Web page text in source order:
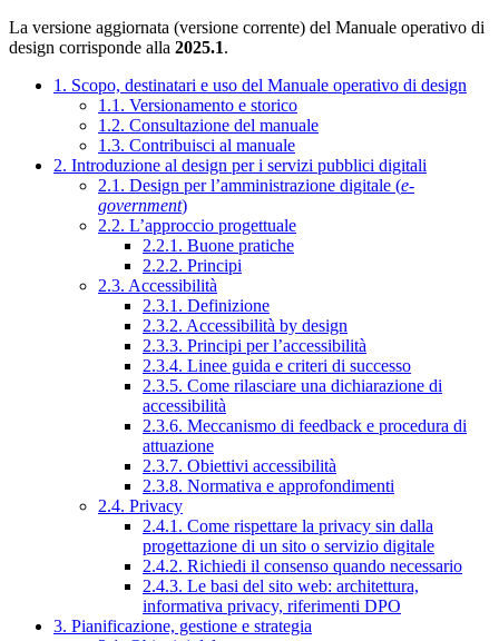
La versione aggiornata (versione corrente) del Manuale operativo di
design corrisponde alla 2025.1.
1. Scopo, destinatari e uso del Manuale operativo di design
1.1. Versionamento e storico
1.2. Consultazione del manuale
1.3. Contribuisci al manuale
2. Introduzione al design per i servizi pubblici digitali
2.1. Design per l’amministrazione digitale (e-
government)
2.2. L’approccio progettuale
2.2.1. Buone pratiche
2.2.2. Principi
2.3. Accessibilità
2.3.1. Definizione
2.3.2. Accessibilità by design
2.3.3. Principi per l’accessibilità
2.3.4. Linee guida e criteri di successo
2.3.5. Come rilasciare una dichiarazione di
accessibilità
2.3.6. Meccanismo di feedback e procedura di
attuazione
2.3.7. Obiettivi accessibilità
2.3.8. Normativa e approfondimenti
2.4. Privacy
2.4.1. Come rispettare la privacy sin dalla
progettazione di un sito o servizio digitale
2.4.2. Richiedi il consenso quando necessario
2.4.3. Le basi del sito web: architettura,
informativa privacy, riferimenti DPO
3. Pianificazione, gestione e strategia